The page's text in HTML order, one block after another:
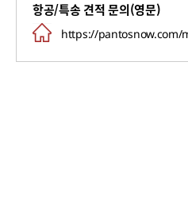
항공/특송 견적 문의(영문)
https://pantosnow.com/